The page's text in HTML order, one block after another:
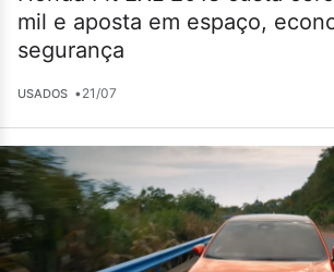
mil e aposta em espaço,
segurança
USADOS •21/07